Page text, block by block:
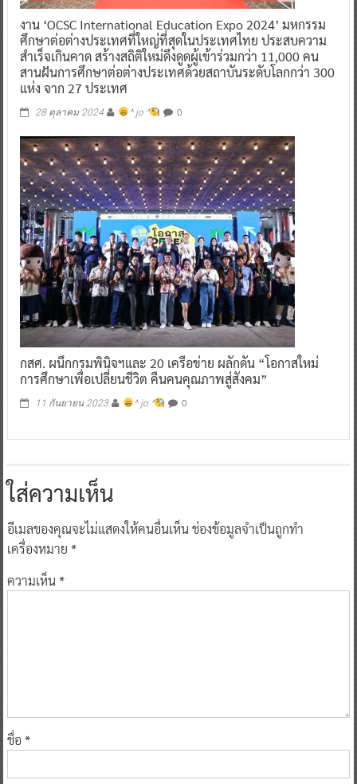
งาน ‘OCSC International Education Expo 2024’ มหกรรม
ศึกษาต่อต่างประเทศที่ใหญ่ที่สุดในประเทศไทย ประสบความ
สำเร็จเกินคาด สร้างสถิติใหม่ดึงดูดผู้เข้าร่วมกว่า 11,000 คน
สานฝันการศึกษาต่อต่างประเทศด้วยสถาบันระดับโลกกว่า 300
แห่ง จาก 27 ประเทศ
28 ตุลาคม 2024 ^ jo ^ 0
กสศ. ผนึกกรมพินิจฯและ 20 เครือข่าย ผลักดัน “โอกาสใหม่
การศึกษาเพื่อเปลี่ยนชีวิต คืนคนคุณภาพสู่สังคม”
11 กันยายน 2023 ^ jo ^ 0
ใส่ความเห็น
อีเมลของคุณจะไม่แสดงให้คนอื่นเห็นช่องข้อมูลจำเป็นถูกทำ
เครื่องหมาย *
ความเห็น*
ชื่อ *